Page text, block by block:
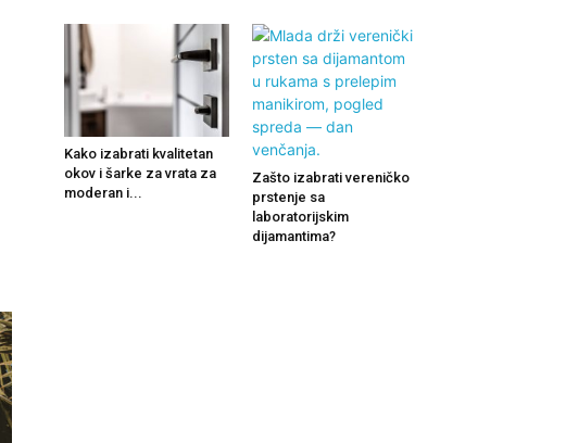
Kako izabrati kvalitetan
okov i šarke za vrata za
moderan i...
Zašto izabrati vereničko
prstenje sa
laboratorijskim
dijamantima?